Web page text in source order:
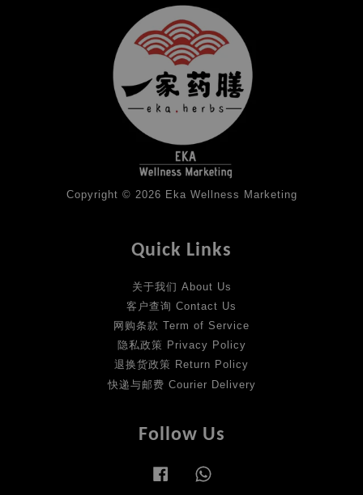
Copyright © 2026 Eka Wellness Marketing
Quick Links
关于我们 About Us
客户查询 Contact Us
网购条款 Term of Service
隐私政策 Privacy Policy
退换货政策 Return Policy
快递与邮费 Courier Delivery
Follow Us
Facebook